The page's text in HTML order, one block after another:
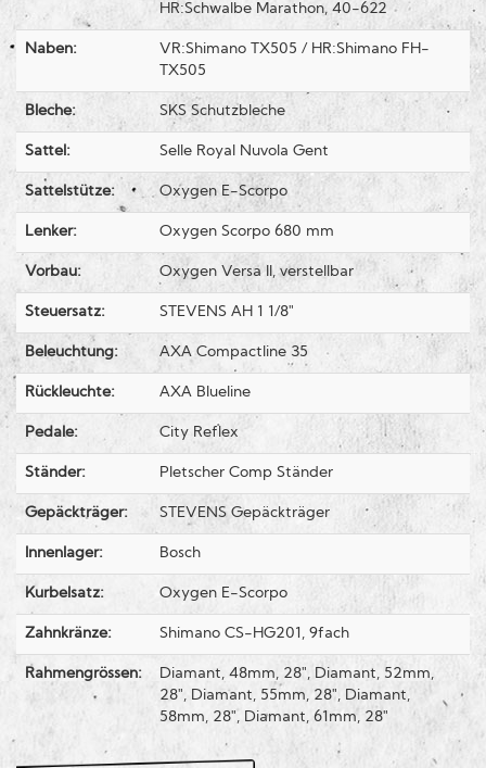
HR:Schwalbe Marathon, 40-622
Naben:
VR:Shimano TX505 / HR:Shimano FH-
TX505
Bleche: SKS Schutzbleche
Sattel: Selle Royal Nuvola Gent
Sattelstütze: Oxygen E-Scorpo
Lenker: Oxygen Scorpo 680 mm
Vorbau: Oxygen Versa II, verstellbar
Steuersatz: STEVENS AH 1 1/8"
Beleuchtung: AXA Compactline 35
Rückleuchte: AXA Blueline
Pedale: City Reflex
Ständer: Pletscher Comp Ständer
Gepäckträger: STEVENS Gepäckträger
Innenlager: Bosch
Kurbelsatz: Oxygen E-Scorpo
Zahnkränze: Shimano CS-HG201, 9fach
Rahmengrössen:
Diamant, 48mm, 28", Diamant, 52mm,
28", Diamant, 55mm, 28", Diamant,
58mm, 28", Diamant, 61mm, 28"